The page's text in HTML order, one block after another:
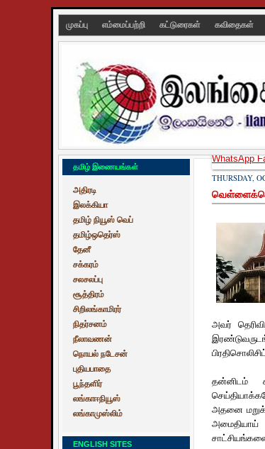
முகப்பு எம்மைப்பற்றி கட்டுரைகள் கவிதைகள்
தமிழ் இணையங்கள்
அதிரடி
இலக்கியா
தமிழ் நியூஸ் வெப்
தமிழ்ஒதெர்ஸ்
தேனீ
சக்கரம்
சலசலப்பு
சூத்திரம்
சிறிலங்காமிரர்
நிதர்சனம்
நீலாவணன்
நொயல் நடேசன்
புதியபாதை
பூந்தளிர்
லங்காஈநியூஸ்
லங்காமுஸ்லிம்
ENGLISH SITES
THURSDAY,
அவர்
தன்னிடம்
அதனை
அமைதியாய்
WhatsApp